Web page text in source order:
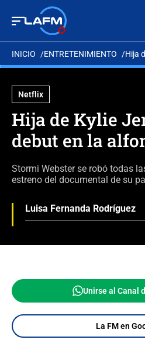
INICIO ENTRETENIMIENTO Hija
Netflix
Hija de Kylie
debut en la
Stormi Webster se robó todas
estreno del documental de su
Luisa Fernanda Rodríguez
Unirse al Canal
La FM en